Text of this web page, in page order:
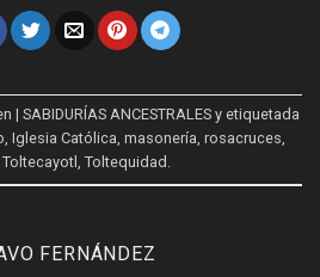
| SABIDURÍAS ANCESTRALESy etiquetada
, Iglesia Católica, masonería, rosacruces,
Toltecayotl , Toltequidad .
FERNÁNDEZ